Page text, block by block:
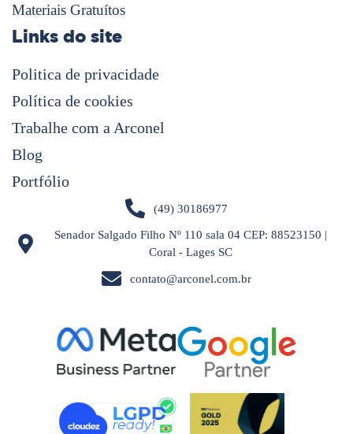
Materiais Gratuítos
Links do site
Politica de privacidade
Política de cookies
Trabalhe com a Arconel
Blog
Portfólio
(49) 30186977
Senador Salgado Filho Nº 110 sala 04 CEP: 88523150 |
Coral - Lages SC
contato@arconel.com.br